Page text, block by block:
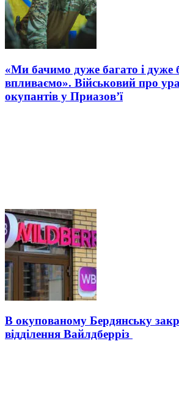
«Ми бачимо дуже багато і дуже
впливаємо». Військовий про
окупантів у Приазов’ї
В окупованому Бердянську
відділення Вайлдберріз